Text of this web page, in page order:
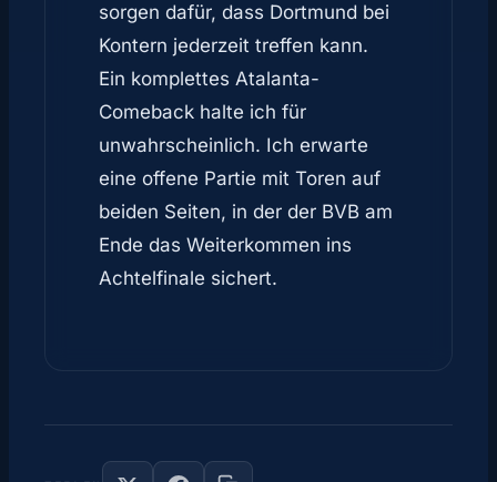
sorgen dafür, dass Dortmund bei
Kontern jederzeit treffen kann.
Ein komplettes Atalanta-
Comeback halte ich für
unwahrscheinlich. Ich erwarte
eine offene Partie mit Toren auf
beiden Seiten, in der der BVB am
Ende das Weiterkommen ins
Achtelfinale sichert.